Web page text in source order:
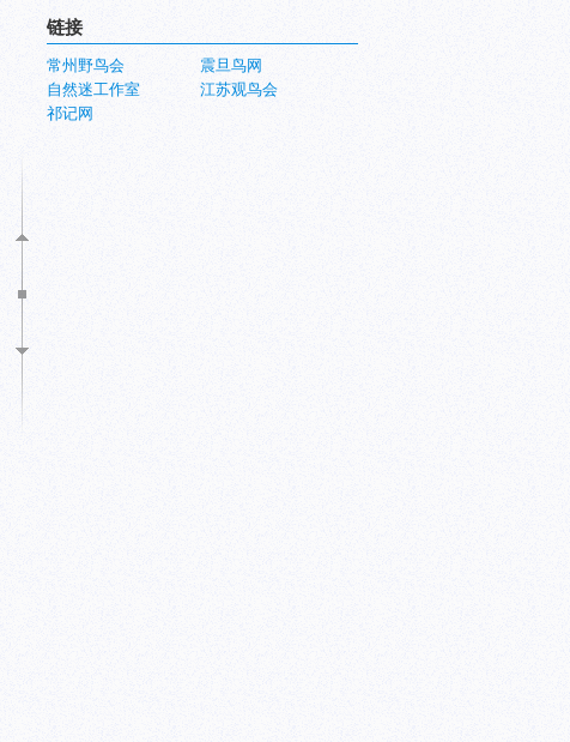
链接
常州野鸟会
震旦鸟网
自然迷工作室
江苏观鸟会
祁记网